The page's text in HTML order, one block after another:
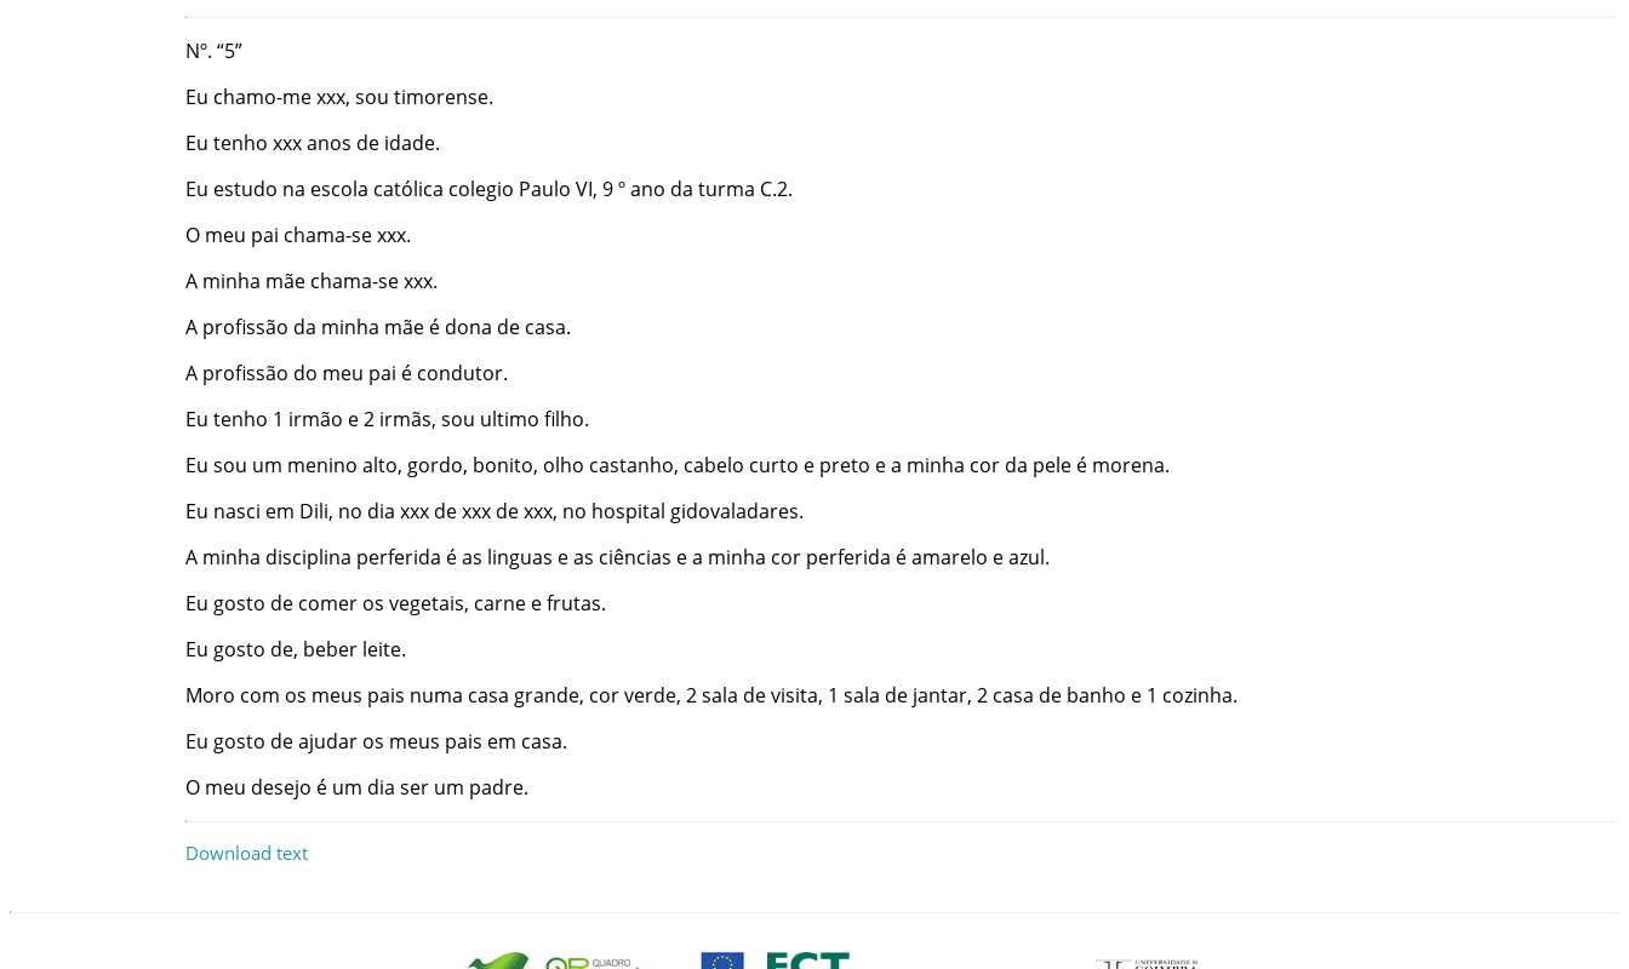
Nº. “5”
Eu chamo-mexxx, sou timorense.
Eu tenho xxxanos de idade.
Eu estudo na escola católica colegio Paulo VI, 9ºano da turma C.2.
O meu pai chama-sexxx.
A minha mãe chama-sexxx.
A profissão da minha mãe é dona de casa.
A profissão do meu pai é condutor.
Eu tenho 1 irmão e2 irmãs, sou ultimo filho.
Eu sou um menino alto, gordo, bonito, olho castanho, cabelo curto e preto ea minha cor da pele é morena.
Eu nasci em Dili, no dia xxx dexxx dexxx, no hospital gidovaladares.
A minha disciplina perferida éas linguas eas ciências ea minha cor perferida éamarelo eazul.
Eu gosto de comer os vegetais, carne efrutas.
Eu gosto de, beber leite.
Moro com os meus pais numa casa grande, corverde, 2sala devisita, 1 sala de jantar, 2 casa de banho e 1 cozinha.
Eu gosto deajudar os meus pais em casa.
O meu desejo é um dia ser um padre.
Download text